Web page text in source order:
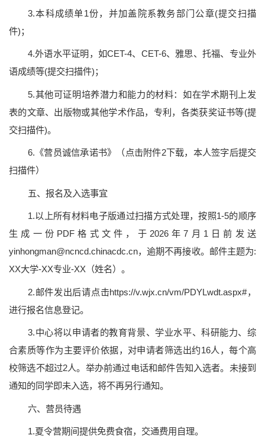
3.本科成绩单1份，并加盖院系教务部门公章(提交扫描
件)；
4.外语水平证明，如CET-4、CET-6、雅思、托福、专业外
语成绩等(提交扫描件)；
5.其他可证明培养潜力和能力的材料：如在学术期刊上发
表的文章、出版物或其他学术作品，专利，各类获奖证书等(提
交扫描件)。
6.《营员诚信承诺书》（点击附件2下载，本人签字后提交
扫描件）
五、报名及入选事宜
1.以上所有材料电子版通过扫描方式处理，按照1-5的顺序
生成一份PDF格式文件，于2026年7月1日前发送
yinhongman@ncncd.chinacdc.cn，逾期不再接收。邮件主题为:
XX大学-XX专业-XX（姓名）。
2.邮件发出后请点击https://v.wjx.cn/vm/PDYLwdt.aspx#，
进行报名信息登记。
3.中心将以申请者的教育背景、学业水平、科研能力、综
合素质等作为主要评价依据，对申请者筛选出约16人，每个高
校筛选不超过2人。举办前通过电话和邮件告知入选者。未接到
通知的同学即未入选，将不再另行通知。
六、营员待遇
1.夏令营期间提供免费食宿，交通费用自理。